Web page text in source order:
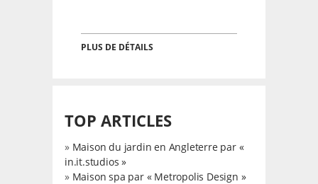
PLUS DE DÉTAILS
TOP ARTICLES
» Maison du jardin en Angleterre par «
in.it.studios »
» Maison spa par « Metropolis Design »